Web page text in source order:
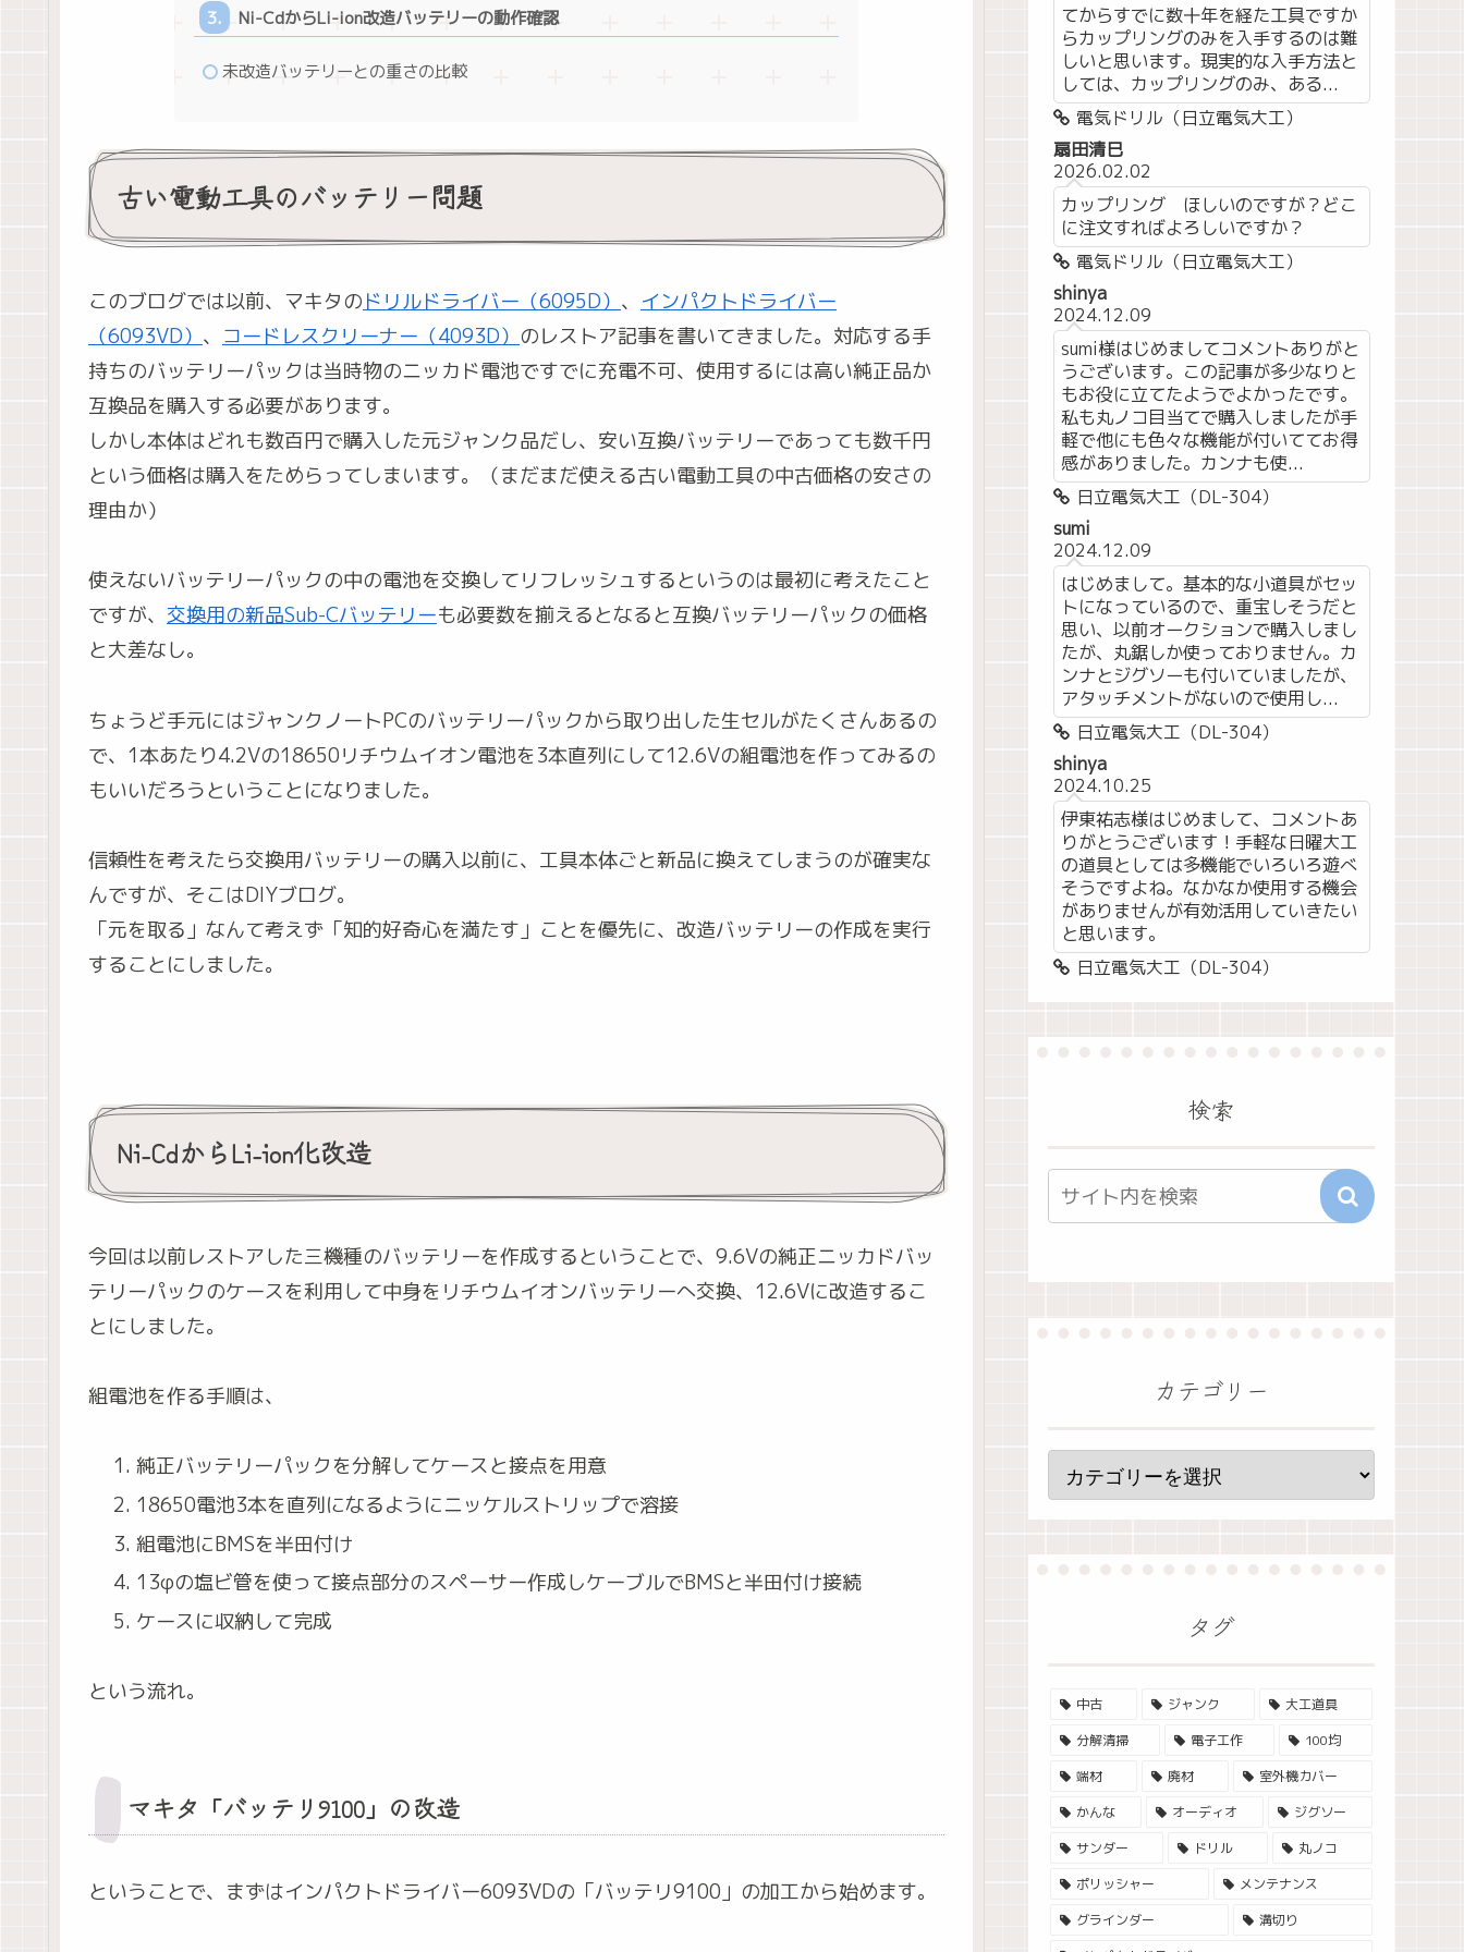
Ni-CdからLi-ion改造バッテリーの動作確認
未改造バッテリーとの重さの比較
古い電動工具のバッテリー問題
このブログでは以前、マキタの ドリルドライバー（6095D） 、 インパクトドライバー
（6093VD） 、 コードレスクリーナー（4093D） のレストア記事を書いてきました。対応する手
持ちのバッテリーパックは当時物のニッカド電池ですでに充電不可、使用するには高い純正品か
互換品を購入する必要があります。
しかし本体はどれも数百円で購入した元ジャンク品だし、安い互換バッテリーであっても数千円
という価格は購入をためらってしまいます。（まだまだ使える古い電動工具の中古価格の安さの
理由か）
使えないバッテリーパックの中の電池を交換してリフレッシュするというのは最初に考えたこと
ですが、 交換用の新品Sub-Cバッテリーも必要数を揃えるとなると互換バッテリーパックの価格
と大差なし。
ちょうど手元にはジャンクノートPCのバッテリーパックから取り出した生セルがたくさんあるの
で、1本あたり4.2Vの18650リチウムイオン電池を3本直列にして12.6Vの組電池を作ってみるの
もいいだろうということになりました。
信頼性を考えたら交換用バッテリーの購入以前に、工具本体ごと新品に換えてしまうのが確実な
んですが、そこはDIYブログ。
「元を取る」なんて考えず「知的好奇心を満たす」ことを優先に、改造バッテリーの作成を実行
することにしました。
Ni-CdからLi-ion化改造
今回は以前レストアした三機種のバッテリーを作成するということで、9.6Vの純正ニッカドバッ
テリーパックのケースを利用して中身をリチウムイオンバッテリーへ交換、12.6Vに改造するこ
とにしました。
組電池を作る手順は、
純正バッテリーパックを分解してケースと接点を用意
18650電池3本を直列になるようにニッケルストリップで溶接
組電池にBMSを半田付け
13φの塩ビ管を使って接点部分のスペーサー作成しケーブルでBMSと半田付け接続
ケースに収納して完成
という流れ。
マキタ「バッテリ9100」の改造
ということで、まずはインパクトドライバー6093VDの「バッテリ9100」の加工から始めます。
てからすでに数十年を経た工具ですか
らカップリングのみを入手するのは難
しいと思います。現実的な入手方法と
しては、カップリングのみ、ある...
電気ドリル（日立電気大工）
扇田清巳
2026.02.02
カップリング ほしいのですが？どこ
に注文すればよろしいですか？
電気ドリル（日立電気大工）
shinya
2024.12.09
sumi様はじめましてコメントありがと
うございます。この記事が多少なりと
もお役に立てたようでよかったです。
私も丸ノコ目当てで購入しましたが手
軽で他にも色々な機能が付いててお得
感がありました。カンナも使...
日立電気大工（DL-304）
sumi
2024.12.09
はじめまして。基本的な小道具がセッ
トになっているので、重宝しそうだと
思い、以前オークションで購入しまし
たが、丸鋸しか使っておりません。カ
ンナとジグソーも付いていましたが、
アタッチメントがないので使用し...
日立電気大工（DL-304）
shinya
2024.10.25
伊東祐志様はじめまして、コメントあ
りがとうございます！手軽な日曜大工
の道具としては多機能でいろいろ遊べ
そうですよね。なかなか使用する機会
がありませんが有効活用していきたい
と思います。
日立電気大工（DL-304）
検索
カテゴリー
タグ
中古 ジャンク
大工道具
分解清掃
電子工作
100均
端材
廃材
室外機カバー
かんな
オーディオ
ジグソー
サンダー
ドリル
丸ノコ
ポリッシャー
メンテナンス
グラインダー
溝切り